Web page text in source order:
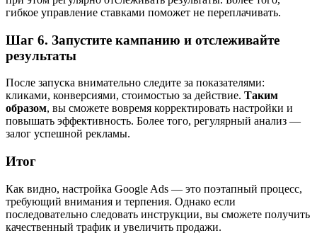
гибкое управление ставками поможет не переплачивать.
Шаг 6. Запустите кампанию и отслеживайте
результаты
После запуска внимательно следите за показателями:
кликами, конверсиями, стоимостью за действие. Таким
образом, вы сможете вовремя корректировать настройки и
повышать эффективность. Более того, регулярный анализ —
залог успешной рекламы.
Итог
Как видно, настройка Google Ads — это поэтапный процесс,
требующий внимания и терпения. Однако если
последовательно следовать инструкции, вы сможете получить
качественный трафик и увеличить продажи.